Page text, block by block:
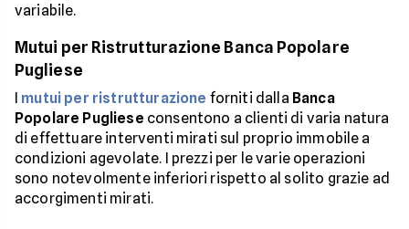
variabile.
Mutui per Ristrutturazione Banca Popolare
Pugliese
I mutui per ristrutturazione forniti dalla Banca
Popolare Pugliese consentono a clienti di varia natura
di effettuare interventi mirati sul proprio immobile a
condizioni agevolate. I prezzi per le varie operazioni
sono notevolmente inferiori rispetto al solito grazie ad
accorgimenti mirati.